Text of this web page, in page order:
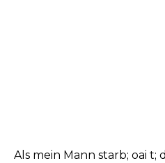
Als mein Mann starb; oai t;